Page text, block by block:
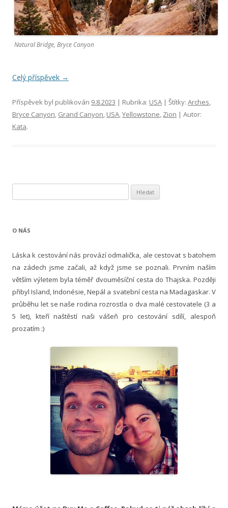
Natural Bridge, Bryce Canyon
Celý příspěvek →
Příspěvek byl publikován 9.8.2023 | Rubrika: USA | Štítky: Arches,
Bryce Canyon, Grand Canyon, USA,Yellowstone, Zion | Autor:
Kata.
y
l
d
í
O NÁS
Láska k cestování nás provází odmalička, ale cestovat s batohem
na zádech jsme začali, až když jsme se poznali. Prvním naším
větším výletem byla téměř dvouměsíční cesta do Thajska. Později
přibyl Island, Indonésie, Nepál a svatební cesta na Madagaskar. V
průběhu let se naše rodina rozrostla o dva malé cestovatele (3 a
5 let), kteří naštěstí naši vášeň pro cestování sdílí, alespoň
prozatím :)